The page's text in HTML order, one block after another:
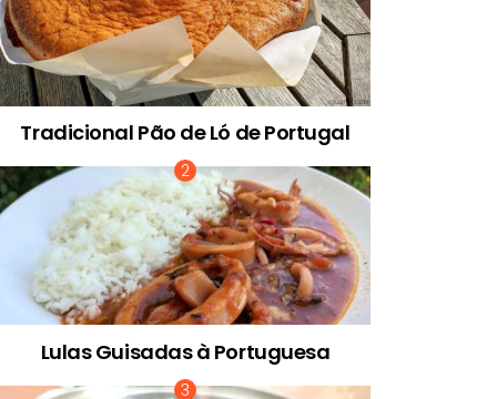
Tradicional Pão de Ló de Portugal
Lulas Guisadas à Portuguesa